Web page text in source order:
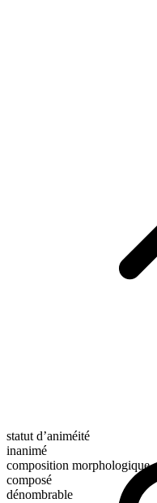
statut d’animéité
inanimé
composition morphologique
composé
dénombrable